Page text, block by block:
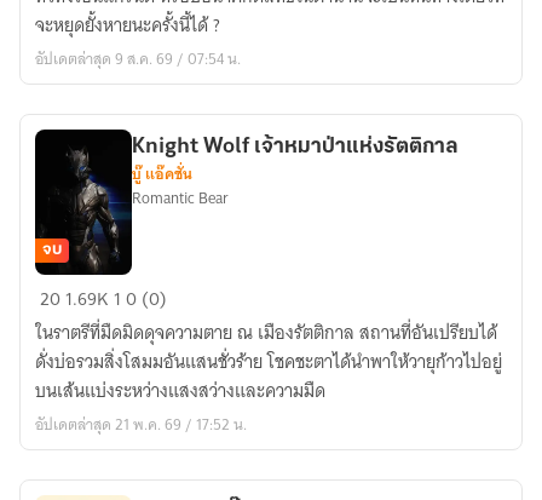
กล้า
แห่ง
โอ
แก
รนด์
Onigrand
Saga
จะหยุดยั้งหายนะครั้งนี้ได้ ?
อัปเดตล่าสุด 9 ส.ค. 69 / 07:54 น.
Knight
Wolf
เจ้า
หมาป่า
แห่ง
รัตติกาล
จบ
Knight Wolf เจ้าหมาป่าแห่งรัตติกาล
บู๊ แอ๊คชั่น
Romantic Bear
201.69K 10 (0)
ในราตรีที่มืดมิดดุจความตาย ณ เมืองรัตติกาล สถานที่อันเปรียบได้
ดั่งบ่อรวมสิ่งโสมมอันแสนชั่วร้าย โชคชะตาได้นำพาให้วายุก้าวไปอยู่
บนเส้นแบ่งระหว่างแสงสว่างและความมืด
อัปเดตล่าสุด 21 พ.ค. 69 / 17:52 น.